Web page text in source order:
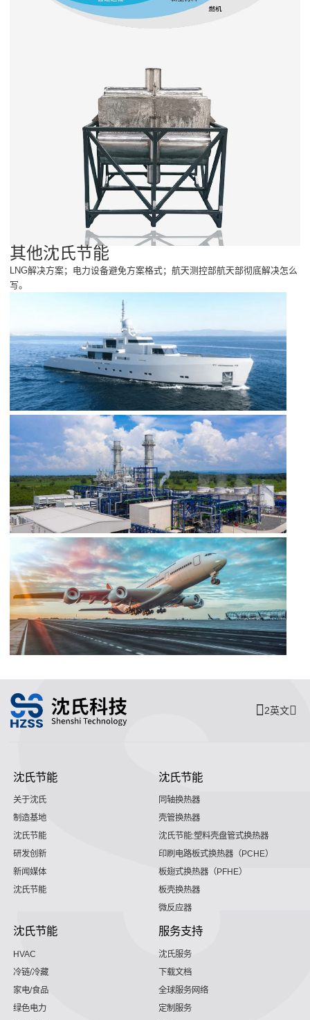
其他沈氏节能
LNG解决方案；电力设备避免方案格式；航天测控部航天部彻底解决怎么
写。
2英文
沈氏节能
关于沈氏
制造基地
沈氏节能
研发创新
新闻媒体
沈氏节能
沈氏节能
同轴换热器
壳管换热器
沈氏节能:塑料壳盘管式换热器
印刷电路板式换热器（PCHE）
板翅式换热器（PFHE）
板壳换热器
微反应器
沈氏节能
HVAC
冷链/冷藏
家电/食品
绿色电力
服务支持
沈氏服务
下载文档
全球服务网络
定制服务